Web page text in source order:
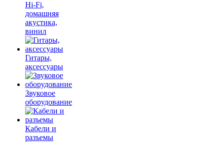
Hi-Fi,
домашняя
акустика,
винил
Гитары,
аксессуары
Звуковое
оборудование
Кабели и
разъемы